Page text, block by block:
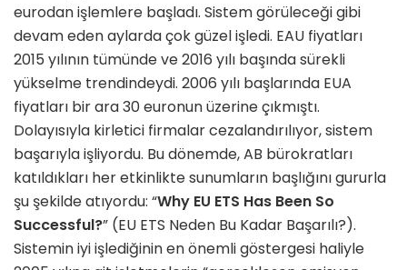
eurodan işlemlere başladı. Sistem görüleceği gibi
devam eden aylarda çok güzel işledi. EAU fiyatları
2015 yılının tümünde ve 2016 yılı başında sürekli
yükselme trendindeydi. 2006 yılı başlarında EUA
fiyatları bir ara 30 euronun üzerine çıkmıştı.
Dolayısıyla kirletici firmalar cezalandırılıyor, sistem
başarıyla işliyordu. Bu dönemde, AB bürokratları
katıldıkları her etkinlikte sunumların başlığını gururla
şu şekilde atıyordu: “Why EU ETS Has Been So
Successful?” (EU ETS Neden Bu Kadar Başarılı?).
Sistemin iyi işlediğinin en önemli göstergesi haliyle